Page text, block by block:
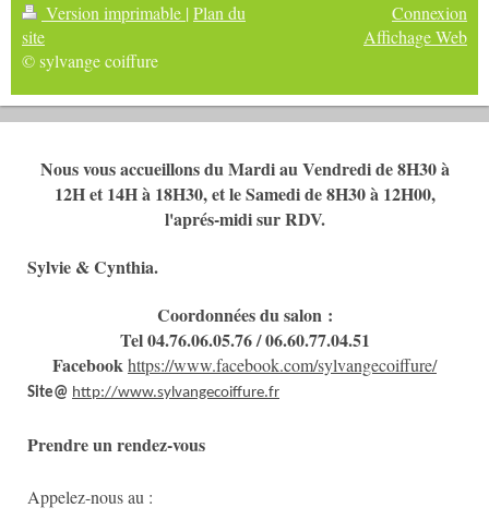
Version imprimable | Plan du
site
© sylvange coiffure
Connexion
Affichage Web
Nous vous accueillons du Mardi au Vendredi de 8H30 à
12H et 14H à 18H30, et le Samedi de 8H30 à 12H00,
l'aprés-midi sur RDV.
Sylvie & Cynthia.
Coordonnées du salon :
Tel 04.76.06.05.76 / 06.60.77.04.51
Facebookhttps://www.facebook.com/sylvangecoiffure/
Site@ http://www.sylvangecoiffure.fr
Prendre un rendez-vous
Appelez-nous au :